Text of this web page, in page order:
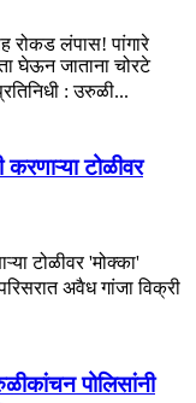
रोकड लंपास! पांगारे
घेऊन जाताना चोरटे
: उरुळी...
करणाऱ्या टोळीवर
टोळीवर 'मोक्का'
अवैध गांजा विक्री
पोलिसांनी